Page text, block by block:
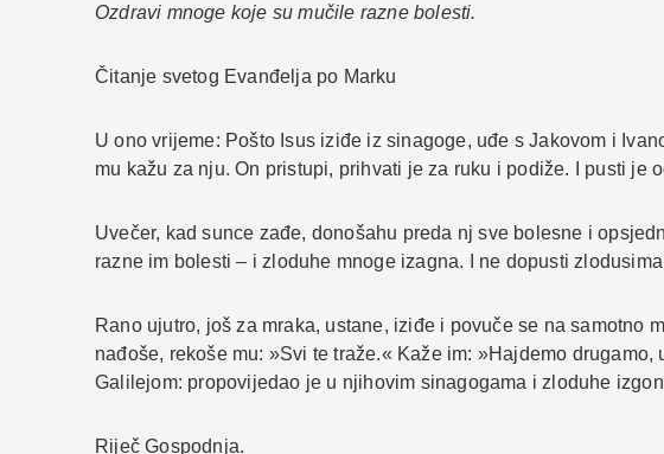
Ozdravi mnoge koje su mučile razne bolesti.
Čitanje svetog Evanđelja po Marku
U ono vrijeme: Pošto Isus iziđe iz sinagoge, uđe s Jakovom i
mu kažu za nju. On pristupi, prihvati je za ruku i podiže. I pusti je
Uvečer, kad sunce zađe, donošahu preda nj sve bolesne i
razne im bolesti – i zloduhe mnoge izagna. I ne dopusti
Rano ujutro, još za mraka, ustane, iziđe i povuče se na samotno
nađoše, rekoše mu: »Svi te traže.« Kaže im: »Hajdemo
Galilejom: propovijedao je u njihovim sinagogama i zloduhe
Riječ Gospodnja.